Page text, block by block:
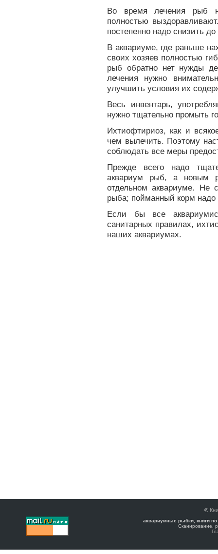
Во время лечения рыб
полностью
постепенно надо снизить до
В аквариуме, где раньше
своих хозяев полностью
рыб обратно нет нужды
лечения нужно
улучшить условия их
Весь инвентарь,
нужно тщательно промыть
Ихтиофтириоз, как и
чем вылечить. Поэтому
соблюдать все меры
Прежде всего надо
аквариум рыб, а новым
отдельном аквариуме. Не
рыба; пойманный корм надо
Если бы все
санитарных правилах,
наших аквариумах.
©
аквариумные рыбки, книги
Сканирование,